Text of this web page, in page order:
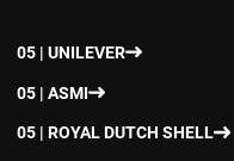
05 | UNILEVER
05 | ASMI
05 | ROYAL DUTCH SHELL